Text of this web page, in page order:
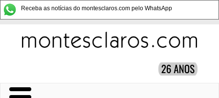
Receba as notícias do montesclaros.com pelo WhatsApp